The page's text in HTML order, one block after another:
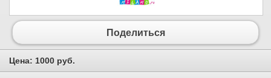
Поделиться
Цена: 1000 руб.